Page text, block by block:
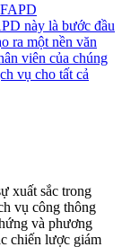
này là bước đầu
ra một nền văn
viên của chúng
vụ cho tất cả
xuất sắc trong
vụ công thông
và phương
chiến lược giám